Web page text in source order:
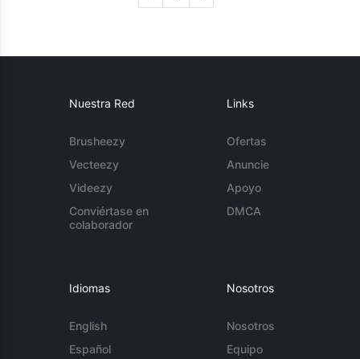
Nuestra Red
Brusheezy
Vecteezy
Videezy
Conviértase en
colaborador
Links
Ofertas
Anuncie
Apoyo
DMCA
Idiomas
English
Español
Nosotros
Nosotros
Equipo